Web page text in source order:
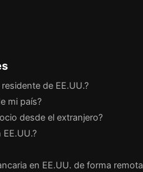
de EE.UU.?
mi país?
desde el extranjero?
en EE.UU. de forma